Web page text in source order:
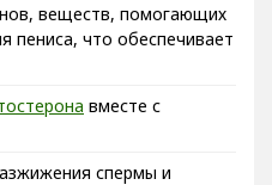
веществ, помогающих
пениса, что обеспечивает
вместе с
спермы и